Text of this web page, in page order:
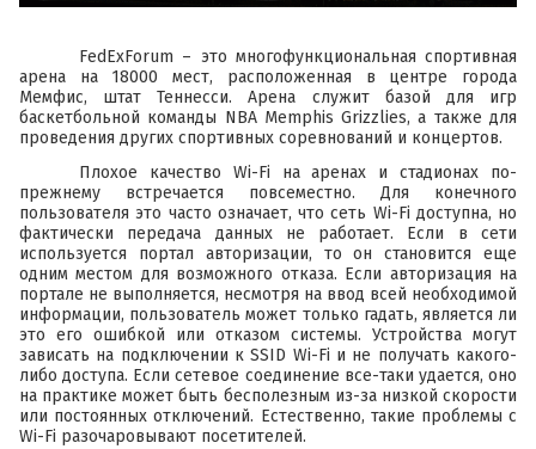
FedExForum – это многофункциональная спортивная
арена на 18000 мест, расположенная в центре города
Мемфис, штат Теннесси. Арена служит базой для игр
баскетбольной команды NBA Memphis Grizzlies, а также для
проведения других спортивных соревнований и концертов.
Плохое качество Wi-Fi на аренах и стадионах по-
прежнему встречается повсеместно. Для конечного
пользователя это часто означает, что сеть Wi-Fi доступна, но
фактически передача данных не работает. Если в сети
используется портал авторизации, то он становится еще
одним местом для возможного отказа. Если авторизация на
портале не выполняется, несмотря на ввод всей необходимой
информации, пользователь может только гадать, является ли
это его ошибкой или отказом системы. Устройства могут
зависать на подключении к SSID Wi-Fi и не получать какого-
либо доступа. Если сетевое соединение все-таки удается, оно
на практике может быть бесполезным из-за низкой скорости
или постоянных отключений. Естественно, такие проблемы с
Wi-Fi разочаровывают посетителей.